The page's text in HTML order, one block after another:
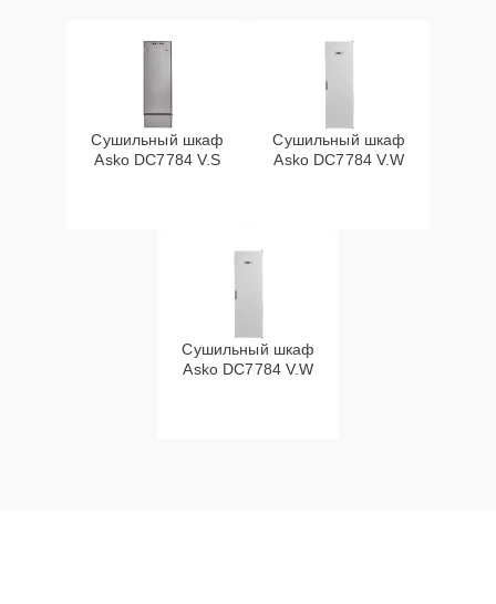
Сушильный шкаф
Asko DC7784 V.S
Сушильный шкаф
Asko DC7784 V.W
Сушильный шкаф
Asko DC7784 V.W